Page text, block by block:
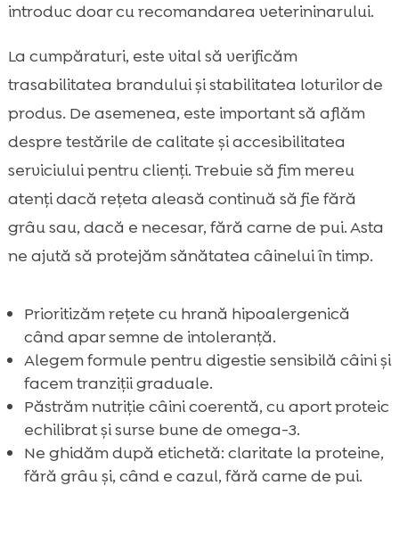
introduc doar cu recomandarea veterininarului.
La cumpăraturi, este vital să verificăm
trasabilitatea brandului și stabilitatea loturilor de
produs. De asemenea, este important să aflăm
despre testările de calitate și accesibilitatea
serviciului pentru clienți. Trebuie să fim mereu
atenți dacă rețeta aleasă continuă să fie fără
grâu sau, dacă e necesar, fără carne de pui. Asta
ne ajută să protejăm sănătatea câinelui în timp.
Prioritizăm rețete cu hrană hipoalergenică
când apar semne de intoleranță.
Alegem formule pentru digestie sensibilă câini și
facem tranziții graduale.
Păstrăm nutriție câini coerentă, cu aport proteic
echilibrat și surse bune de omega-3.
Ne ghidăm după etichetă: claritate la proteine,
fără grâu și, când e cazul, fără carne de pui.